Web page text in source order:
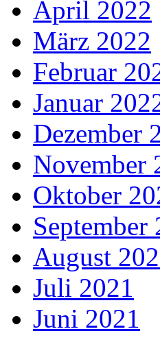
April 2022
März 2022
Februar
Januar
Dezember
November
Oktober
September
August
Juli 2021
Juni 2021